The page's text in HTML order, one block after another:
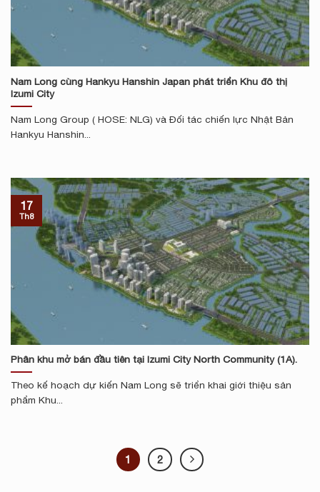
Nam Long cùng Hankyu Hanshin Japan phát triển Khu đô thị
Izumi City
Nam Long Group ( HOSE: NLG) và Đối tác chiến lực Nhật Bản
Hankyu Hanshin...
Phân khu mở bán đầu tiên tại Izumi City North Community (1A).
Theo kế hoạch dự kiến Nam Long sẽ triển khai giới thiệu sản
phẩm Khu...
17
Th8
1 2